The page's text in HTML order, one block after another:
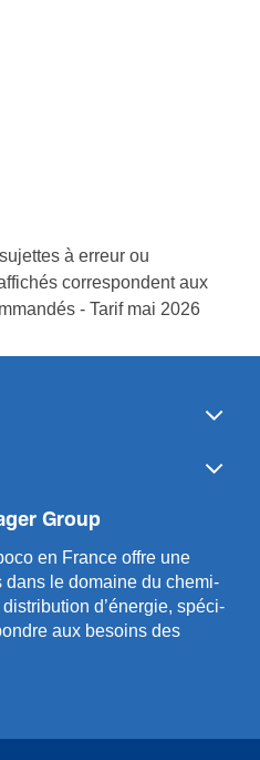
à erreur ou
correspondent aux
- Tarif mai 2026
Group
en France offre une
dans le domaine du chemi­
d’énergie, spéci­
aux besoins des